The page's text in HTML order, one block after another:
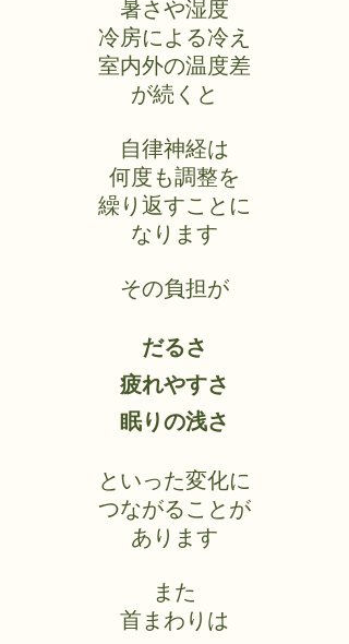
暑さや湿度
冷房による冷え
室内外の温度差
が続くと
自律神経は
何度も調整を
繰り返すことに
なります
その負担が
だるさ
疲れやすさ
眠りの浅さ
といった変化に
つながることが
あります
また
首まわりは